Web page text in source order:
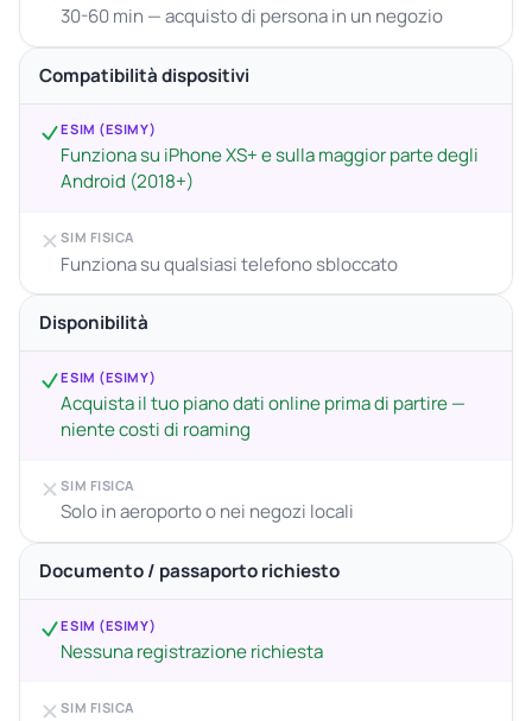
30-60 min — acquisto di persona in un negozio
Compatibilità dispositivi
ESIM (ESIMY)
Funziona su iPhone XS+ e sulla maggior parte degli
Android (2018+)
SIM FISICA
Funziona su qualsiasi telefono sbloccato
Disponibilità
ESIM (ESIMY)
Acquista il tuo piano dati online prima di partire —
niente costi di roaming
SIM FISICA
Solo in aeroporto o nei negozi locali
Documento / passaporto richiesto
ESIM (ESIMY)
Nessuna registrazione richiesta
SIM FISICA